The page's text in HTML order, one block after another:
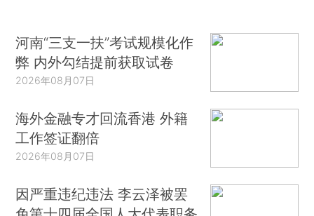
河南“三支一扶”考试规模化作
弊 内外勾结提前获取试卷
2026年08月07日
海外金融专才回流香港 外籍
工作签证翻倍
2026年08月07日
因严重违纪违法 李云泽被罢